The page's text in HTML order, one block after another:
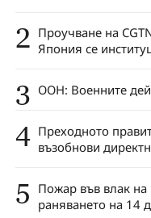
2 Проучване на
Япония се
3 ООН: Военните
4 Преходното
възобнови
5 Пожар във влак
раняването на 14